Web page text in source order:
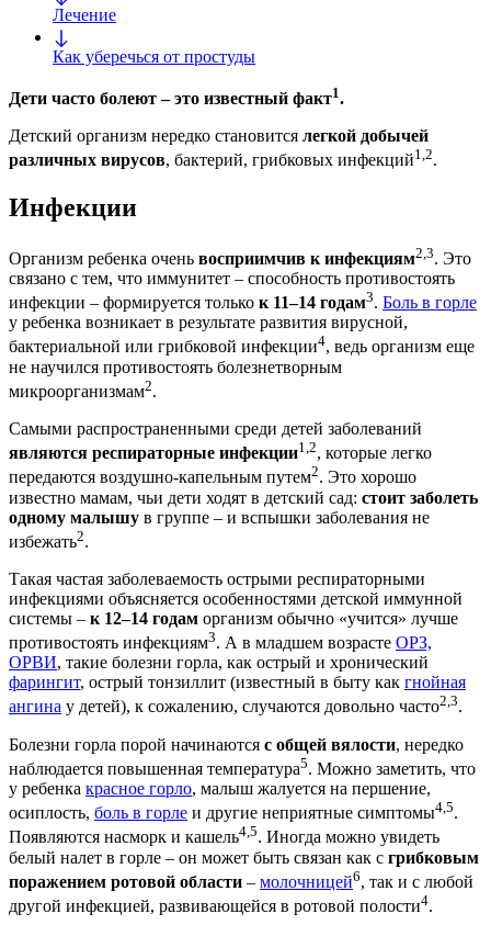
Лечение
Как уберечься от простуды
Дети часто болеют – это известный факт1.
Детский организм нередко становится легкой добычей
различных вирусов, бактерий, грибковых инфекций1,2.
Инфекции
Организм ребенка очень восприимчив к инфекциям2,3. Это
связано с тем, что иммунитет – способность противостоять
инфекции – формируется только к 11–14 годам3. Боль в горле
у ребенка возникает в результате развития вирусной,
бактериальной или грибковой инфекции4, ведь организм еще
не научился противостоять болезнетворным
микроорганизмам2.
Самыми распространенными среди детей заболеваний
являются респираторные инфекции1,2, которые легко
передаются воздушно-капельным путем2. Это хорошо
известно мамам, чьи дети ходят в детский сад: стоит заболеть
одному малышу в группе – и вспышки заболевания не
избежать2.
Такая частая заболеваемость острыми респираторными
инфекциями объясняется особенностями детской иммунной
системы – к 12–14 годам организм обычно «учится» лучше
противостоять инфекциям3. А в младшем возрасте ОРЗ,
ОРВИ, такие болезни горла, как острый и хронический
фарингит, острый тонзиллит (известный в быту как гнойная
ангина у детей), к сожалению, случаются довольно часто2,3.
Болезни горла порой начинаются с общей вялости, нередко
наблюдается повышенная температура5. Можно заметить, что
у ребенка красное горло, малыш жалуется на першение,
осиплость, боль в горле и другие неприятные симптомы4,5.
Появляются насморк и кашель4,5. Иногда можно увидеть
белый налет в горле – он может быть связан как с грибковым
поражением ротовой области – молочницей6, так и с любой
другой инфекцией, развивающейся в ротовой полости4.